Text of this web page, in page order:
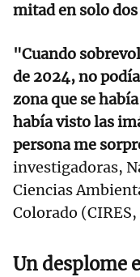
mitad en solo dos
"Cuando
de 2024, no
zona que se
había visto las
persona me
investigadoras,
Ciencias
Colorado
Un desplome